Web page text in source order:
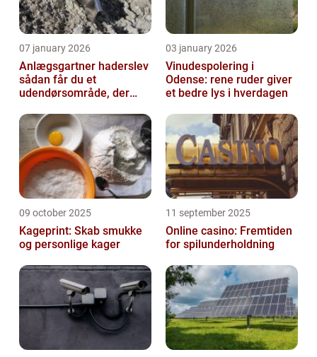
07 january 2026
Anlægsgartner haderslev
sådan får du et
udendørsområde, der
03 january 2026
Vinudespolering i
Odense: rene ruder giver
et bedre lys i hverdagen
09 october 2025
Kageprint: Skab smukke
og personlige kager
11 september 2025
Online casino: Fremtiden
for spilunderholdning